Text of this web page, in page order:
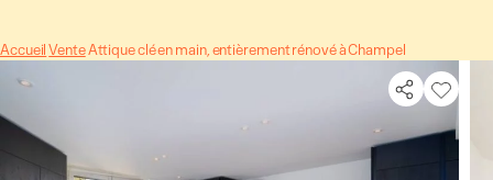
AccueilVenteAttique clé en main, entièrement rénové à Champel